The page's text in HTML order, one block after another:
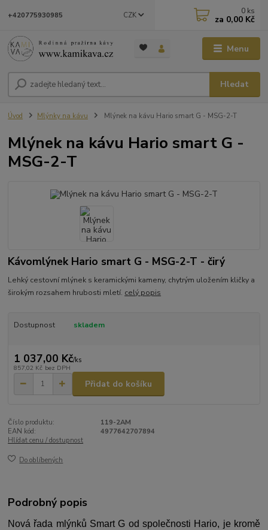
Menu
CZK
Hledat
+420775930985 0 ks
za 0,00 Kč
Úvod Mlýnky na kávu Mlýnek na kávu Hario smart G - MSG-2-T
Mlýnek na kávu Hario smart G -
MSG-2-T
Kávomlýnek Hario smart G - MSG-2-T - čirý
Lehký cestovní mlýnek s keramickými kameny, chytrým uložením kličky a
širokým rozsahem hrubosti mletí. celý popis
Dostupnost skladem
1 037,00 Kč/ks
857,02 Kč bez DPH
Přidat do košíku
Číslo produktu:
119-2AM
EAN kód:
4977642707894
Hlídat cenu / dostupnost
Do oblíbených
Podrobný popis
Nová řada mlýnků Smart G od společnosti Hario, je kromě